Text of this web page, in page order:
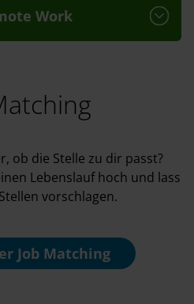
Work
ob die Stelle zu dir passt?
Lebenslauf hoch und lass
vorschlagen.
Job Matching